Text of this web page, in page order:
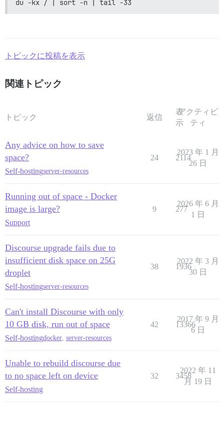
du -kx / | sort -n | tail -33
トピックに投稿を表示
関連トピック
トピック 返信
表
示
アクティビ
ティ
Any advice on how to save
space?
Self-hostingserver-resources
24 2114
2023 年 1 月
26 日
Running out of space - Docker
image is large?
Support
9 277
2026 年 6 月
1 日
Discourse upgrade fails due to
insufficient disk space on 25G
droplet
Self-hostingserver-resources
38 1936
2022 年 3 月
30 日
Can't install Discourse with only
10 GB disk, run out of space
Self-hostingdocker, server-resources
42 13366
2017 年 9 月
6 日
Unable to rebuild discourse due
to no space left on device
Self-hosting
32 3458
2022 年 11
月 19 日